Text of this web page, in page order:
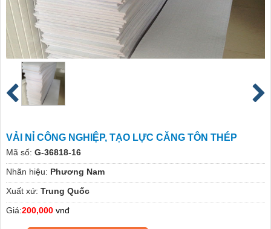
VẢI NỈ CÔNG NGHIỆP, TẠO LỰC CĂNG TÔN THÉP
Mã số: G-36818-16
Nhãn hiệu: Phương Nam
Xuất xứ: Trung Quốc
Giá:200,000 vnđ